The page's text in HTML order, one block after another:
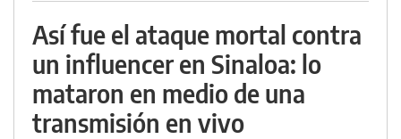
Así fue el ataque mortal contra
un influencer en Sinaloa: lo
mataron en medio de una
transmisión en vivo